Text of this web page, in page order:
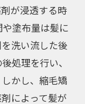
が浸透する時
塗布量は髪に
洗い流した後
処理を行い、
かし、縮毛矯
によって髪が